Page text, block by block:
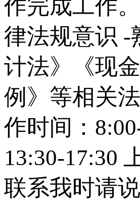
作完成工作
律法规意识 -
计法》《现
例》等相关
作时间：
13:30-17:30
联系我时请